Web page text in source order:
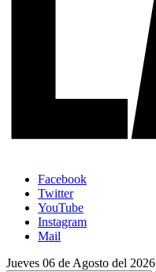
Facebook
Twitter
YouTube
Instagram
Mail
Jueves 06 de Agosto del 2026